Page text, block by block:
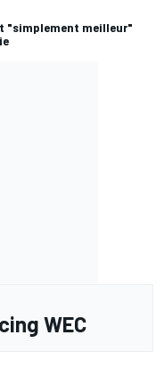
"simplement meilleur"
WEC